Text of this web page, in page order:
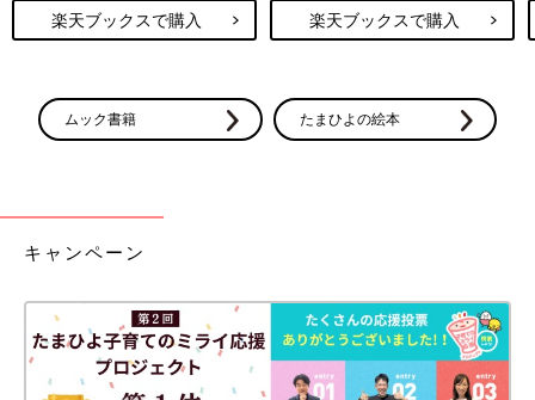
楽天ブックスで購入 楽天ブックスで購入
ムック書籍 たまひよの絵本
キャンペーン